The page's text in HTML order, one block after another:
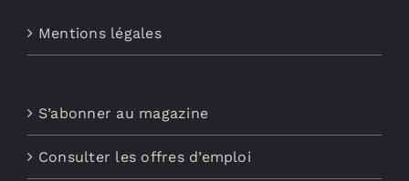
Mentions légales
S’abonner au magazine
Consulter les offres d’emploi